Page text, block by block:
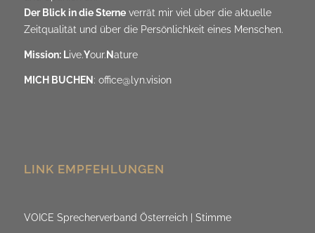
Der Blick in die Sterneverrät mir viel über die aktuelle
Zeitqualität und über die Persönlichkeit eines Menschen.
Mission: Live.Your. Nature
MICH BUCHEN : office@lyn.vision
LINK EMPFEHLUNGEN
VOICE Sprecherverband Österreich | Stimme